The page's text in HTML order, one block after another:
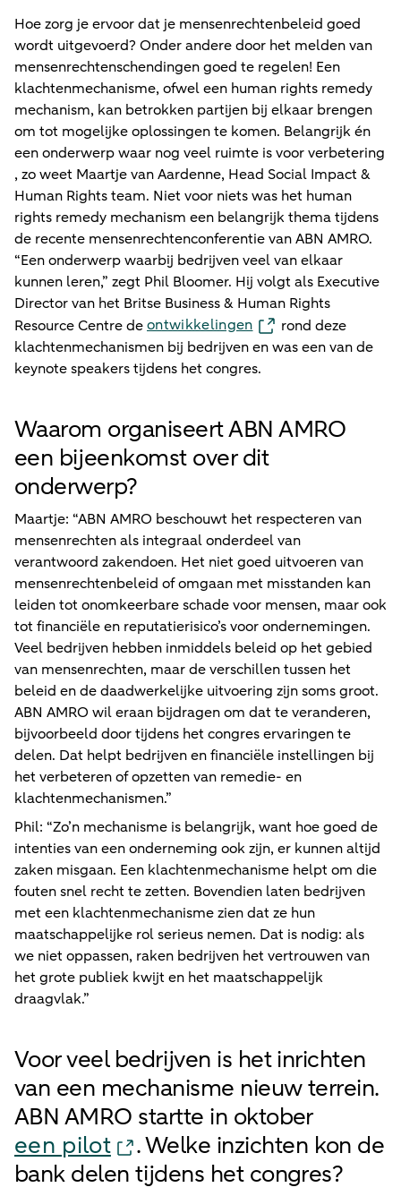
Hoe zorg je ervoor dat je mensenrechtenbeleid goed
wordt uitgevoerd? Onder andere door het melden van
mensenrechtenschendingen goed te regelen! Een
klachtenmechanisme, ofwel een human rights remedy
mechanism, kan betrokken partijen bij elkaar brengen
om tot mogelijke oplossingen te komen. Belangrijk én
een onderwerp waar nog veel ruimte is voor verbetering
, zo weet Maartje van Aardenne, Head Social Impact &
Human Rights team. Niet voor niets was het human
rights remedy mechanism een belangrijk thema tijdens
de recente mensenrechtenconferentie van ABN AMRO.
“Een onderwerp waarbij bedrijven veel van elkaar
kunnen leren,” zegt Phil Bloomer. Hij volgt als Executive
Director van het Britse Business & Human Rights
Resource Centre deontwikkelingen
rond deze
klachtenmechanismen bij bedrijven en was een van de
keynote speakers tijdens het congres.
Waarom organiseert ABN AMRO
een bijeenkomst over dit
onderwerp?
Maartje: “ABN AMRO beschouwt het respecteren van
mensenrechten als integraal onderdeel van
verantwoord zakendoen. Het niet goed uitvoeren van
mensenrechtenbeleid of omgaan met misstanden kan
leiden tot onomkeerbare schade voor mensen, maar ook
tot financiële en reputatierisico’s voor ondernemingen.
Veel bedrijven hebben inmiddels beleid op het gebied
van mensenrechten, maar de verschillen tussen het
beleid en de daadwerkelijke uitvoering zijn soms groot.
ABN AMRO wil eraan bijdragen om dat te veranderen,
bijvoorbeeld door tijdens het congres ervaringen te
delen. Dat helpt bedrijven en financiële instellingen bij
het verbeteren of opzetten van remedie- en
klachtenmechanismen.”
Phil: “Zo’n mechanisme is belangrijk, want hoe goed de
intenties van een onderneming ook zijn, er kunnen altijd
zaken misgaan. Een klachtenmechanisme helpt om die
fouten snel recht te zetten. Bovendien laten bedrijven
met een klachtenmechanisme zien dat ze hun
maatschappelijke rol serieus nemen. Dat is nodig: als
we niet oppassen, raken bedrijven het vertrouwen van
het grote publiek kwijt en het maatschappelijk
draagvlak.”
Voor veel bedrijven is het inrichten
van een mechanisme nieuw terrein.
ABN AMRO startte in oktober
een pilot
. Welke inzichten kon de
bank delen tijdens het congres?